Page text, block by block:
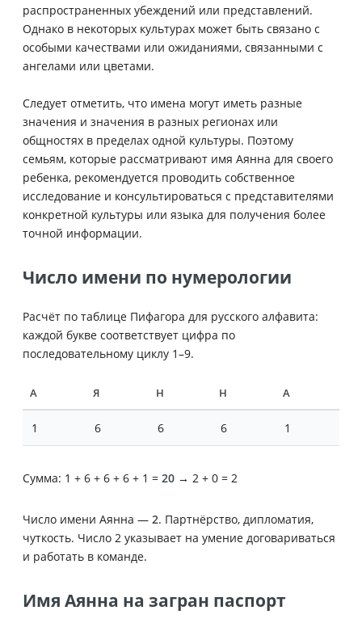
распространенных убеждений или представлений.
Однако в некоторых культурах может быть связано с
особыми качествами или ожиданиями, связанными с
ангелами или цветами.
Следует отметить, что имена могут иметь разные
значения и значения в разных регионах или
общностях в пределах одной культуры. Поэтому
семьям, которые рассматривают имя Аянна для своего
ребенка, рекомендуется проводить собственное
исследование и консультироваться с представителями
конкретной культуры или языка для получения более
точной информации.
Число имени по нумерологии
Расчёт по таблице Пифагора для русского алфавита:
каждой букве соответствует цифра по
последовательному циклу 1–9.
А Я Н Н А
1 6 6 6 1
Сумма: 1 + 6 + 6 + 6 + 1 = 20 → 2 + 0 = 2
Число имени Аянна — 2. Партнёрство, дипломатия,
чуткость. Число 2 указывает на умение договариваться
и работать в команде.
Имя Аянна на загран паспорт